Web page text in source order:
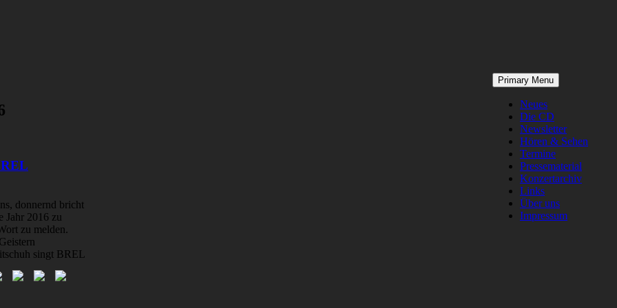
Primary Menu
to
Neues
Die CD
Newsletter
Hören & Sehen
Termine
Pressematerial
Konzertarchiv
Links
Über uns
Impressum
donnernd bricht
Jahr 2016 zu
zu melden.
singt BREL